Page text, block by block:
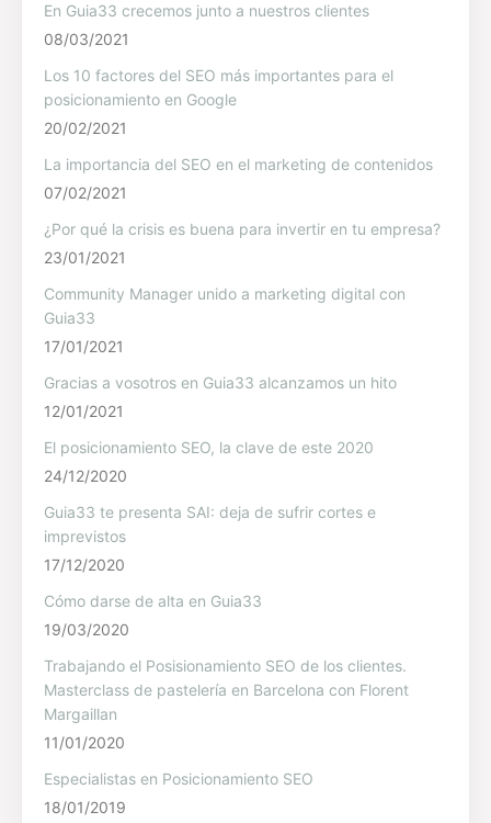
En Guia33 crecemos junto a nuestros clientes
08/03/2021
Los 10 factores del SEO más importantes para el
posicionamiento en Google
20/02/2021
La importancia del SEO en el marketing de contenidos
07/02/2021
¿Por qué la crisis es buena para invertir en tu empresa?
23/01/2021
Community Manager unido a marketing digital con
Guia33
17/01/2021
Gracias a vosotros en Guia33 alcanzamos un hito
12/01/2021
El posicionamiento SEO, la clave de este 2020
24/12/2020
Guia33 te presenta SAI: deja de sufrir cortes e
imprevistos
17/12/2020
Cómo darse de alta en Guia33
19/03/2020
Trabajando el Posisionamiento SEO de los clientes.
Masterclass de pastelería en Barcelona con Florent
Margaillan
11/01/2020
Especialistas en Posicionamiento SEO
18/01/2019